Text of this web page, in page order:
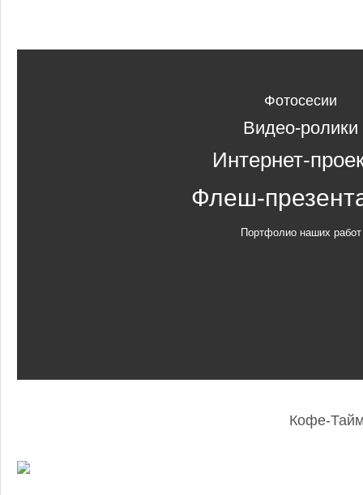
Фотосесии
Видео-ролики
Интернет-
Флеш-
Портфолио наших работ
Кофе-